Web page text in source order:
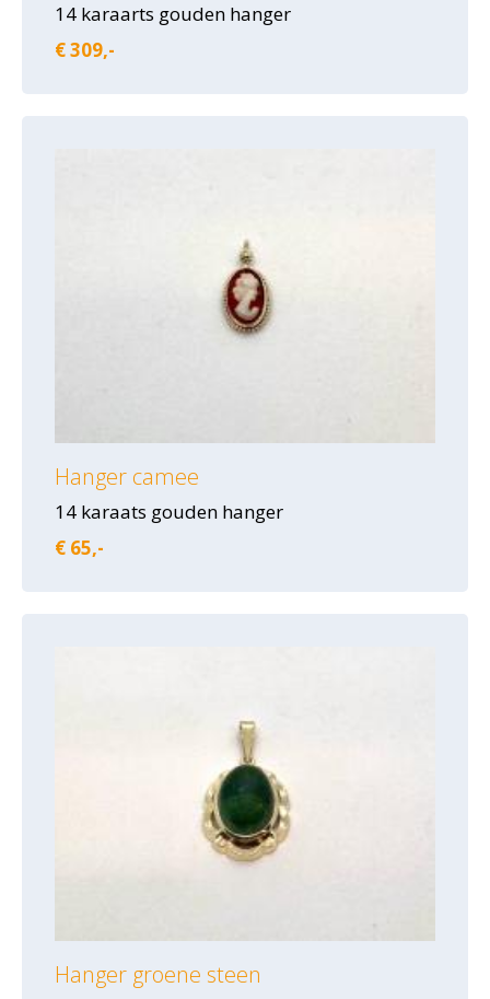
14 karaarts gouden hanger
€ 309,-
Hanger camee
14 karaats gouden hanger
€ 65,-
Hanger groene steen